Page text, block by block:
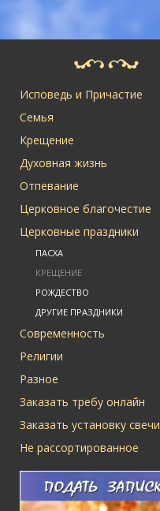
Исповедь и Причастие
Семья
Крещение
Духовная жизнь
Отпевание
Церковное благочестие
Церковные праздники
ПАСХА
КРЕЩЕНИЕ
РОЖДЕСТВО
ДРУГИЕ ПРАЗДНИКИ
Современность
Религии
Разное
Заказать требу онлайн
Заказать установку свечи
Не рассортированное